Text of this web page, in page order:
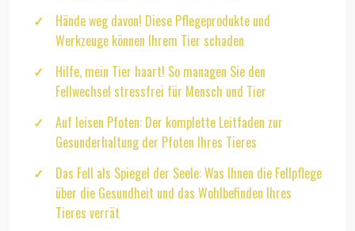
Hände weg davon! Diese Pflegeprodukte und
Werkzeuge können Ihrem Tier schaden
Hilfe, mein Tier haart! So managen Sie den
Fellwechsel stressfrei für Mensch und Tier
Auf leisen Pfoten: Der komplette Leitfaden zur
Gesunderhaltung der Pfoten Ihres Tieres
Das Fell als Spiegel der Seele: Was Ihnen die Fellpflege
über die Gesundheit und das Wohlbefinden Ihres
Tieres verrät